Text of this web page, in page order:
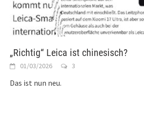
„Richtig“ Leica ist chinesisch?
01/03/2026 3
Das ist nun neu.